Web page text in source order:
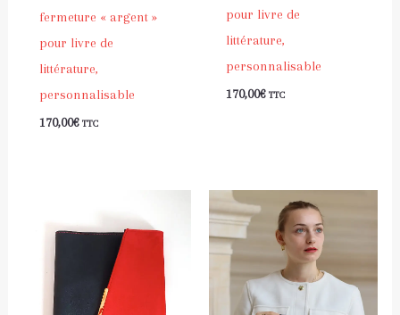
fermeture « argent »
pour livre de
littérature,
personnalisable
170,00€ TTC
pour livre de
littérature,
personnalisable
170,00€ TTC